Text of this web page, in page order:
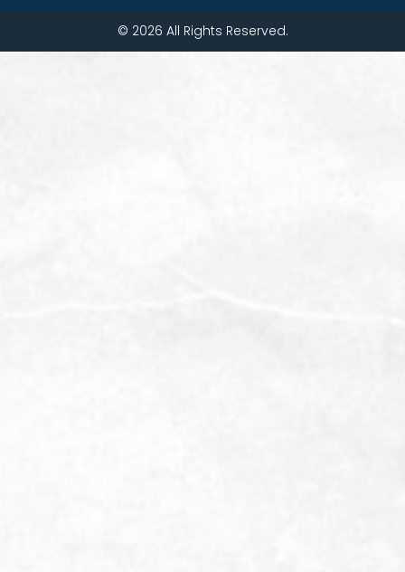
© 2026 All Rights Reserved.